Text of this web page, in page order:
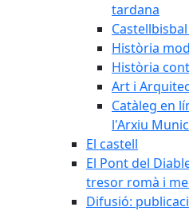
tardana
Història
Història
Art i
Catàleg en
l'Arxiu
El castell
El Pont del
tresor romà i
Difusió: